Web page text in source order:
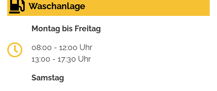
Waschanlage
Montag bis Freitag
08:00 - 12:00 Uhr
13:00 - 17:30 Uhr
Samstag